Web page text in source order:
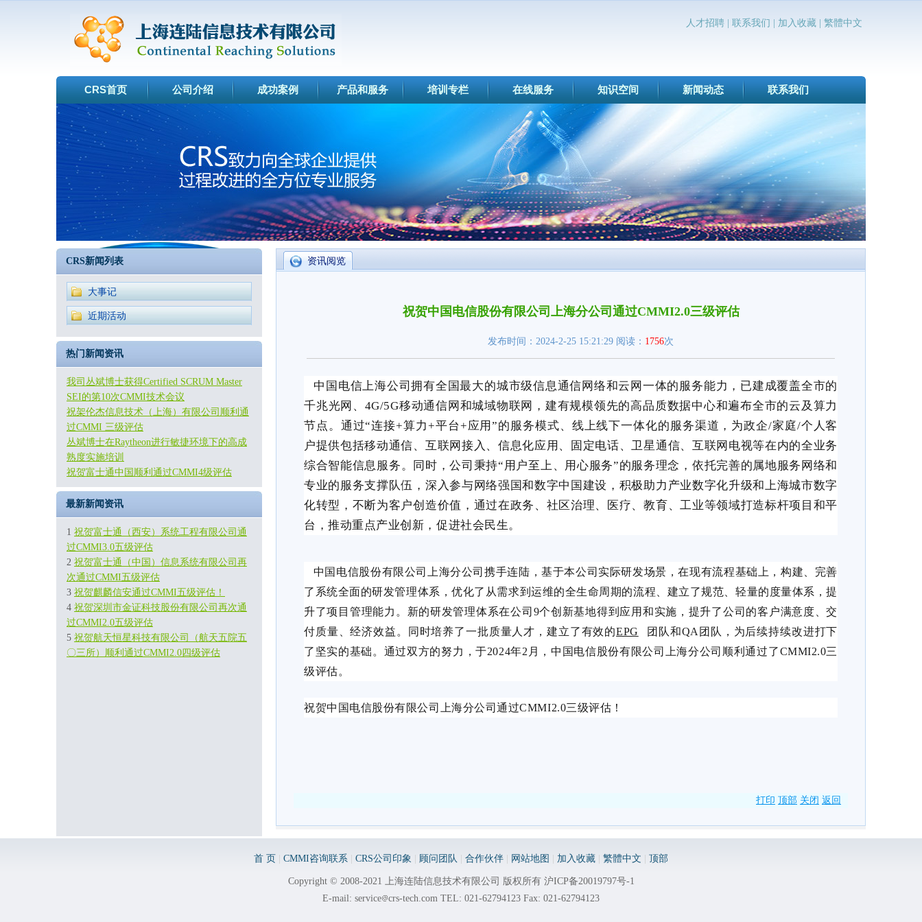
人才招聘 联系我们 加入收藏 繁體中文
CRS首页 公司介绍 成功案例 产品和服务 培训专栏 在线服务 知识空间 新闻动态 联系我们
资讯阅览
祝贺中国电信股份有限公司上海分公司通过CMMI2.0三级评估
发布时间：2024-2-25 15:21:29 阅读： 1756次
中国电信上海公司拥有全国最大的城市级信息通信网络和云网一体的服务能力，已建成覆盖全市的
千兆光网、 4G/5G移动通信网和城域物联网，建有规模领先的高品质数据中心和遍布全市的云及算力
节点。通过“连接+算力+平台+应用”的服务模式、线上线下一体化的服务渠道，为政企/家庭/个人客
户提供包括移动通信、互联网接入、信息化应用、固定电话、卫星通信、互联网电视等在内的全业务
综合智能信息服务。同时，公司秉持“用户至上、用心服务”的服务理念，依托完善的属地服务网络和
专业的服务支撑队伍，深入参与网络强国和数字中国建设，积极助力产业数字化升级和上海城市数字
化转型，不断为客户创造价值，通过在政务、社区治理、医疗、教育、工业等领域打造标杆项目和平
台，推动重点产业创新，促进社会民生。
中国电信股份有限公司上海分公司携手连陆，基于本公司实际研发场景，在现有流程基础上，构建、完善
了系统全面的研发管理体系，优化了从需求到运维的全生命周期的流程、建立了规范、轻量的度量体系，提
升了项目管理能力。新的研发管理体系在公司 9个创新基地得到应用和实施，提升了公司的客户满意度、交
付质量、经济效益。同时培养了一批质量人才，建立了有效的EPG 团队和QA 团队，为后续持续改进打下
了坚实的基础。通过双方的努力，于2024年2 月，中国电信股份有限公司上海分公司顺利通过了CMMI2.0三
级评估。
祝贺中国电信股份有限公司上海分公司通过CMMI2.0三级评估！
打印 顶部 关闭 返回
CRS新闻列表
大事记
近期活动
热门新闻资讯
我司丛斌博士获得Certified SCRUM Master
SEI的第10次CMMI技术会议
祝架伦杰信息技术（上海）有限公司顺利通
过CMMI 三级评估
丛斌博士在Raytheon进行敏捷环境下的高成
熟度实施培训
祝贺富士通中国顺利通过CMMI4级评估
最新新闻资讯
1 祝贺富士通（西安）系统工程有限公司通
过CMMI3.0五级评估
2 祝贺富士通（中国）信息系统有限公司再
次通过CMMI五级评估
3 祝贺麒麟信安通过CMMI五级评估！
4 祝贺深圳市金证科技股份有限公司再次通
过CMMI2.0五级评估
5 祝贺航天恒星科技有限公司（航天五院五
〇三所）顺利通过CMMI2.0四级评估
首 页 CMMI咨询联系 CRS公司印象 顾问团队 合作伙伴 网站地图 加入收藏 繁體中文 顶部
Copyright © 2008-2021 上海连陆信息技术有限公司 版权所有 沪ICP备20019797号-1
E-mail: service
crs-tech.com TEL: 021-62794123 Fax: 021-62794123